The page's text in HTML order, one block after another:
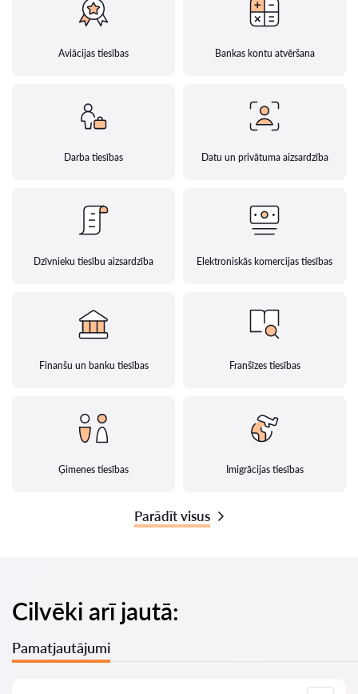
Aviācijas tiesības Bankas kontu atvēršana
Darba tiesības Datu un privātuma aizsardzība
Dzīvnieku tiesību aizsardzība Elektroniskās komercijas tiesības
Finanšu un banku tiesības Franšīzes tiesības
Ģimenes tiesības Imigrācijas tiesības
Parādīt visus
Cilvēki arī jautā:
Pamatjautājumi